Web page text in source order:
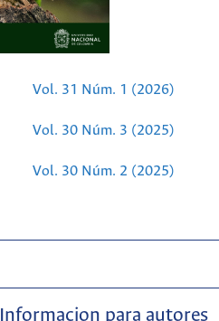
Vol. 31 Núm. 1 (2026)
Vol. 30 Núm. 3 (2025)
Vol. 30 Núm. 2 (2025)
Informacion para autores